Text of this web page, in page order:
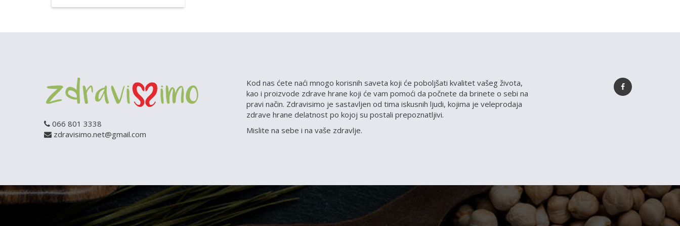
066 801 3338
zdravisimo.net@gmail.com
Kod nas ćete naći mnogo korisnih saveta koji će poboljšati kvalitet vašeg života,
kao i proizvode zdrave hrane koji će vam pomoći da počnete da brinete o sebi na
pravi način. Zdravisimo je sastavljen od tima iskusnih ljudi, kojima je veleprodaja
zdrave hrane delatnost po kojoj su postali prepoznatljivi.
Mislite na sebe i na vaše zdravlje.